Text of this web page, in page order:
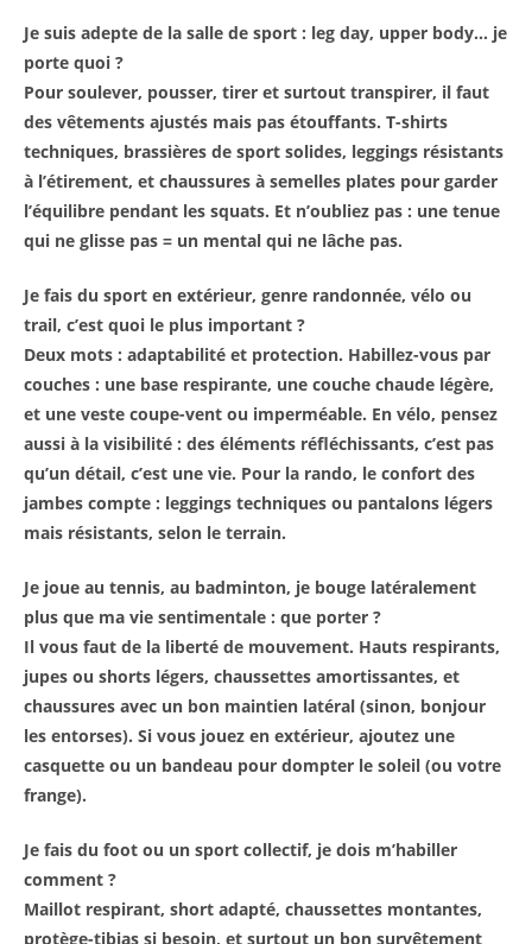
Je suis adepte de la salle de sport : leg day, upper body… je
porte quoi ?
Pour soulever, pousser, tirer et surtout transpirer, il faut
des vêtements ajustés mais pas étouffants. T-shirts
techniques, brassières de sport solides, leggings résistants
à l’étirement, et chaussures à semelles plates pour garder
l’équilibre pendant les squats. Et n’oubliez pas : une tenue
qui ne glisse pas = un mental qui ne lâche pas.
Je fais du sport en extérieur, genre randonnée, vélo ou
trail, c’est quoi le plus important ?
Deux mots : adaptabilité et protection. Habillez-vous par
couches : une base respirante, une couche chaude légère,
et une veste coupe-vent ou imperméable. En vélo, pensez
aussi à la visibilité : des éléments réfléchissants, c’est pas
qu’un détail, c’est une vie. Pour la rando, le confort des
jambes compte : leggings techniques ou pantalons légers
mais résistants, selon le terrain.
Je joue au tennis, au badminton, je bouge latéralement
plus que ma vie sentimentale : que porter ?
Il vous faut de la liberté de mouvement. Hauts respirants,
jupes ou shorts légers, chaussettes amortissantes, et
chaussures avec un bon maintien latéral (sinon, bonjour
les entorses). Si vous jouez en extérieur, ajoutez une
casquette ou un bandeau pour dompter le soleil (ou votre
frange).
Je fais du foot ou un sport collectif, je dois m’habiller
comment ?
Maillot respirant, short adapté, chaussettes montantes,
protège-tibias si besoin, et surtout un bon survêtement